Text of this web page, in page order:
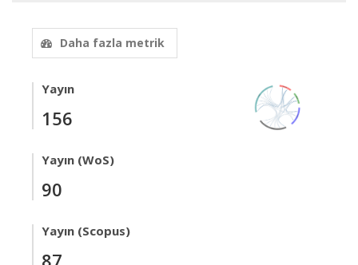
Daha fazla metrik
Yayın
156
Yayın (WoS)
90
Yayın (Scopus)
87